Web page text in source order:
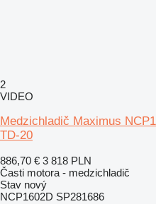
2
VIDEO
Medzichladič Maximus
TD-20
886,70 € 3 818 PLN
Časti motora - medzichladič
Stav nový
NCP1602D SP281686